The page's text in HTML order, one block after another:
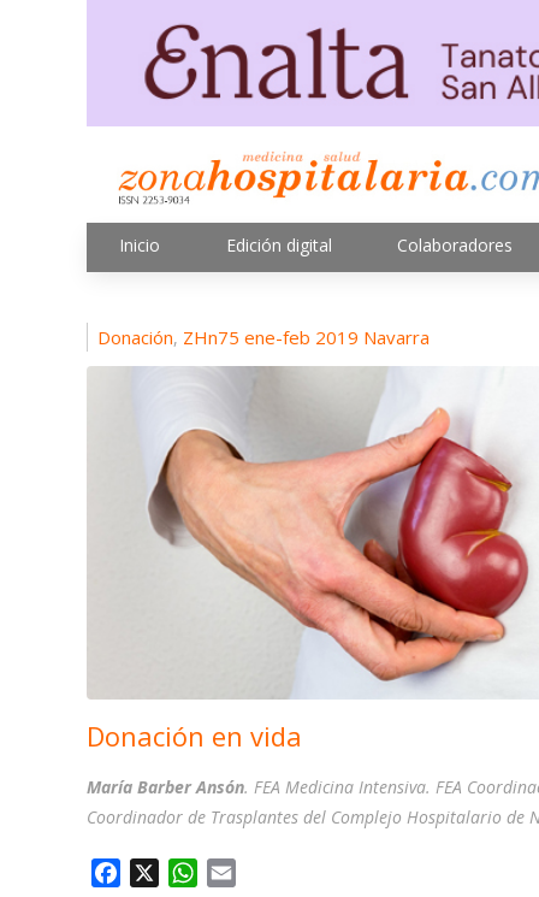
Inicio Edición digital Colaboradores
Donación, ZHn75 ene-feb 2019 Navarra
Donación en vida
María Barber Ansón. FEA Medicina Intensiva. FEA
Coordinador de Trasplantes del Complejo Hospitalario
W